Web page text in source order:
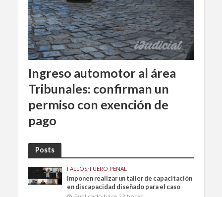
Ingreso automotor al área
Tribunales: confirman un
permiso con exención de
pago
Posts
FALLOS•FUERO PENAL
Imponen realizar un taller de capacitación
en discapacidad diseñado para el caso